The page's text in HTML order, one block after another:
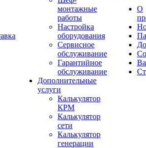
монтажные
работы
Настройка
оборудования
Сервисное
обслуживание
Гарантийное
обслуживание
Дополнительные
услуги
Калькулятор
КРМ
Калькулятор
сети
Калькулятор
генерации
О